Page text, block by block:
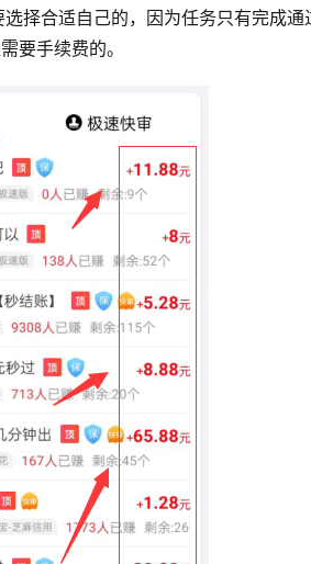
择合适自己的，因为任务只有完成
要手续费的。